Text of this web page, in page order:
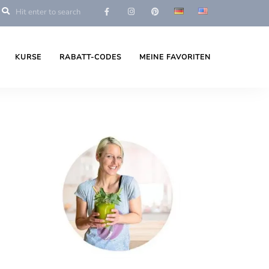
KURSE RABATT-CODES MEINE FAVORITEN